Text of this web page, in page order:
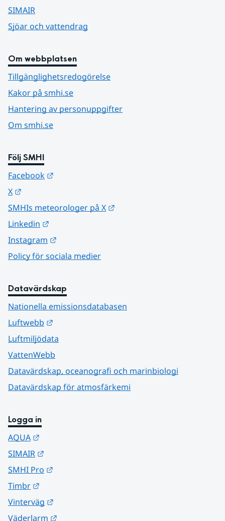
SIMAIR
Sjöar och vattendrag
Om webbplatsen
Tillgänglighetsredogörelse
Kakor på smhi.se
Hantering av personuppgifter
Om smhi.se
Följ SMHI
Facebook
X
SMHIs meteorologer på X
Linkedin
Instagram
Policy för sociala medier
Datavärdskap
Nationella emissionsdatabasen
Luftwebb
Luftmiljödata
VattenWebb
Datavärdskap, oceanografi och marinbiologi
Datavärdskap för atmosfärkemi
Logga in
AQUA
SIMAIR
SMHI Pro
Timbr
Vinterväg
Väderlarm